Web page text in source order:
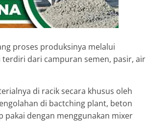
proses produksinya melalui
dari campuran semen, pasir, air
di racik secara khusus oleh
di bactching plant, beton
pakai dengan menggunakan mixer